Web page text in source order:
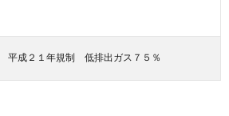
平成２１年規制 低排出ガス７５％